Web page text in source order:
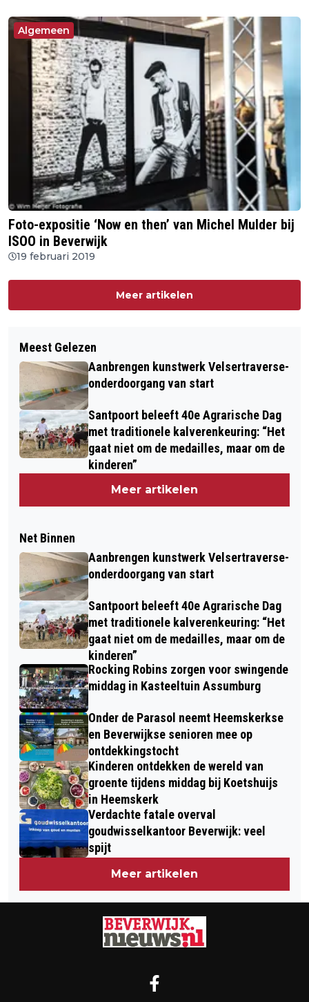
Algemeen
Foto-expositie ‘Now en then’ van Michel Mulder bij
ISOO in Beverwijk
19 februari 2019
Meer artikelen
Meest Gelezen
Aanbrengen kunstwerk Velsertraverse-
onderdoorgang van start
Santpoort beleeft 40e Agrarische Dag
met traditionele kalverenkeuring: “Het
gaat niet om de medailles, maar om de
kinderen”
Meer artikelen
Net Binnen
Aanbrengen kunstwerk Velsertraverse-
onderdoorgang van start
Santpoort beleeft 40e Agrarische Dag
met traditionele kalverenkeuring: “Het
gaat niet om de medailles, maar om de
kinderen”
Rocking Robins zorgen voor swingende
middag in Kasteeltuin Assumburg
Onder de Parasol neemt Heemskerkse
en Beverwijkse senioren mee op
ontdekkingstocht
Kinderen ontdekken de wereld van
groente tijdens middag bij Koetshuijs
in Heemskerk
Verdachte fatale overval
goudwisselkantoor Beverwijk: veel
spijt
Meer artikelen